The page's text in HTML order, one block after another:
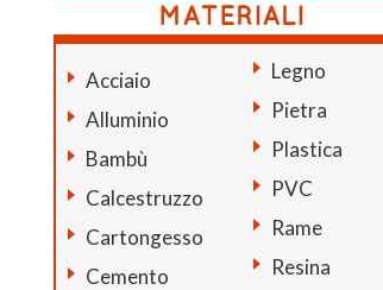
Acciaio
Alluminio
Bambù
Calcestruzzo
Cartongesso
Cemento
Legno
Pietra
Plastica
PVC
Rame
Resina